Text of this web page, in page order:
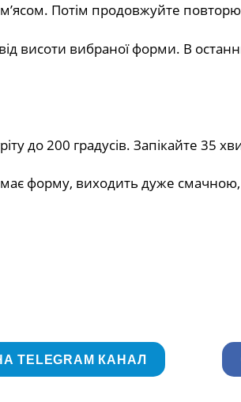
Потім продовжуйте
від висоти вибраної форми. В
до 200 градусів. Запікайте 35
форму, виходить дуже
TELEGRAM КАНАЛ